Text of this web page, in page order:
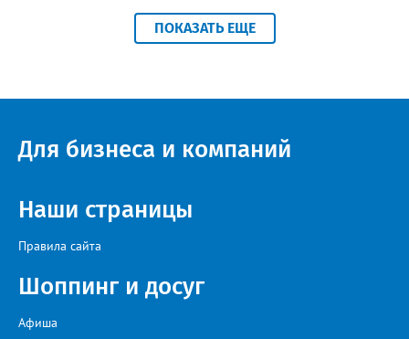
прослушивания участников, мастер-классы от ведущих
наставников, выступления победителей прошлых лет и
Челябинской, Свердловской, Курганской, Оренбургской
идейный вдохновитель, организатор фестиваля, эстрадный
певец, победитель главного патриотического конкурса страны
искусства «Золотая лира», участник телевизионных проектов
на Первом канале, обладатель звания «Голос страны» Алексей
ПОКАЗАТЬ ЕЩЕ
Для бизнеса и компаний
Наши страницы
Правила сайта
Шоппинг и досуг
Афиша